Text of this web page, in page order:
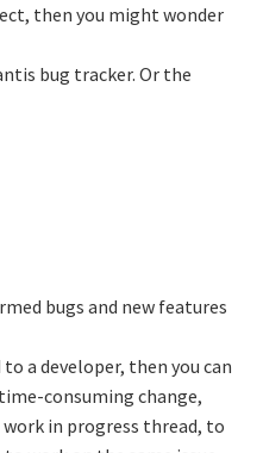
then you might wonder
bug tracker. Or the
bugs and new features
a developer, then you can
consuming change,
in progress thread, to